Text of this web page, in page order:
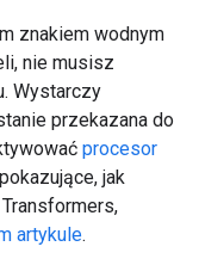
znakiem wodnym
nie musisz
Wystarczy
przekazana do
procesor
jak
artykule.